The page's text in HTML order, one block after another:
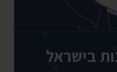
בישראל